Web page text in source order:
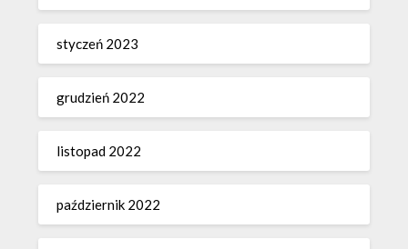
styczeń 2023
grudzień 2022
listopad 2022
październik 2022